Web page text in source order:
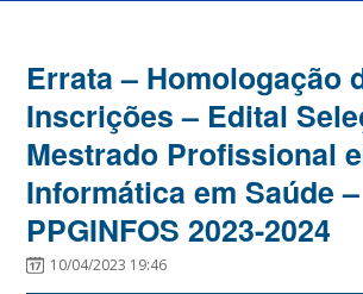
Errata – Homologação
Inscrições – Edital
Mestrado Profissional
Informática em Saúde –
PPGINFOS 2023-2024
10/04/2023 19:46